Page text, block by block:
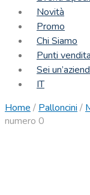
Novità
Promo
Chi Siamo
Punti vendita
Sei
IT
Home / Palloncini /
numero 0